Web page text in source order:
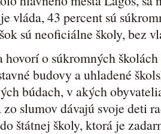
vláda, 43 percent sú
sú neoficiálne školy, bez
hovorí o súkromných
budovy a uhladené
búdach, v akých
slumov dávajú svoje deti
štátnej školy, ktorá je